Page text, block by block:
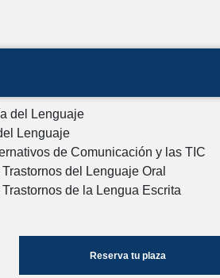
del Lenguaje
Lenguaje
de Comunicación y las TIC
del Lenguaje Oral
de la Lengua Escrita
Reserva tu plaza